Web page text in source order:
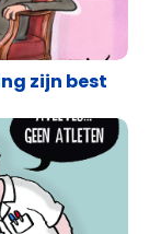
zijn best